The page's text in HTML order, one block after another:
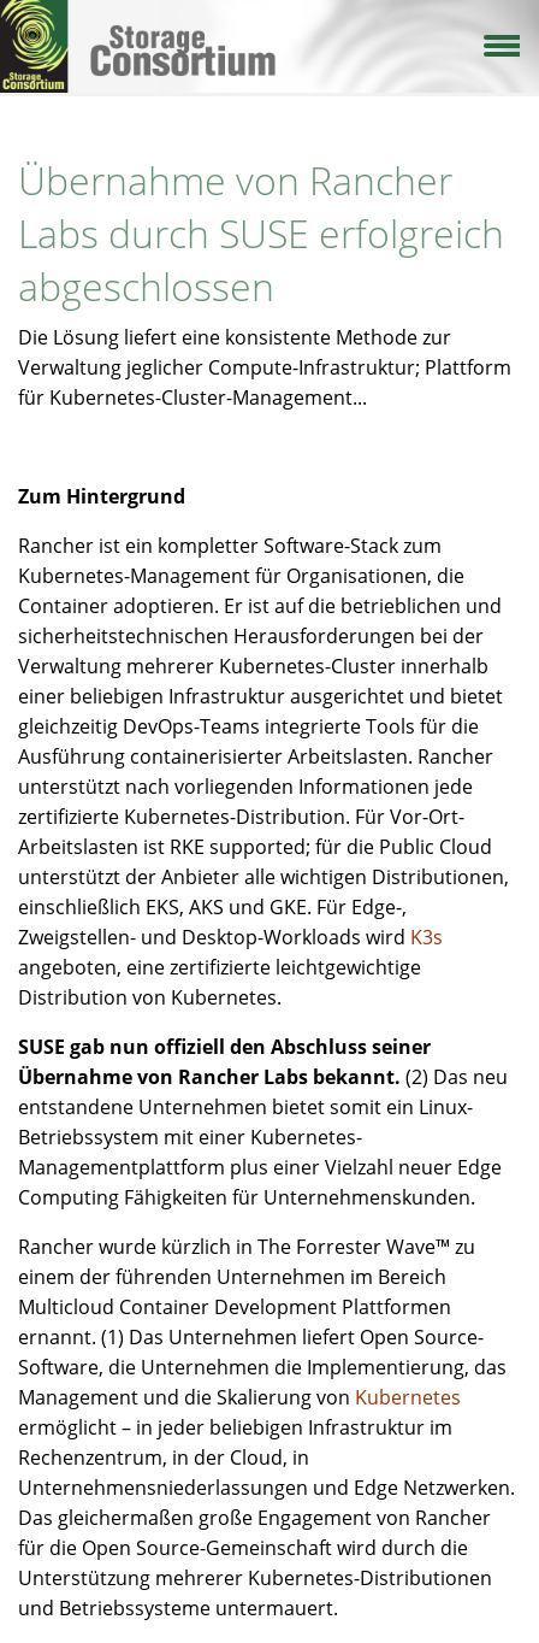
Direkt
zum
Inhalt
Übernahme von Rancher
Labs durch SUSE erfolgreich
abgeschlossen
Die Lösung liefert eine konsistente Methode zur
Verwaltung jeglicher Compute-Infrastruktur; Plattform
für Kubernetes-Cluster-Management...
Zum Hintergrund
Rancher ist ein kompletter Software-Stack zum
Kubernetes-Management für Organisationen, die
Container adoptieren. Er ist auf die betrieblichen und
sicherheitstechnischen Herausforderungen bei der
Verwaltung mehrerer Kubernetes-Cluster innerhalb
einer beliebigen Infrastruktur ausgerichtet und bietet
gleichzeitig DevOps-Teams integrierte Tools für die
Ausführung containerisierter Arbeitslasten. Rancher
unterstützt nach vorliegenden Informationen jede
zertifizierte Kubernetes-Distribution. Für Vor-Ort-
Arbeitslasten ist RKE supported; für die Public Cloud
unterstützt der Anbieter alle wichtigen Distributionen,
einschließlich EKS, AKS und GKE. Für Edge-,
Zweigstellen- und Desktop-Workloads wird K3s
angeboten, eine zertifizierte leichtgewichtige
Distribution von Kubernetes.
SUSE gab nun offiziell den Abschluss seiner
Übernahme von Rancher Labs bekannt. (2) Das neu
entstandene Unternehmen bietet somit ein Linux-
Betriebssystem mit einer Kubernetes-
Managementplattform plus einer Vielzahl neuer Edge
Computing Fähigkeiten für Unternehmenskunden.
Rancher wurde kürzlich in The Forrester Wave™ zu
einem der führenden Unternehmen im Bereich
Multicloud Container Development Plattformen
ernannt. (1) Das Unternehmen liefert Open Source-
Software, die Unternehmen die Implementierung, das
Management und die Skalierung von Kubernetes
ermöglicht – in jeder beliebigen Infrastruktur im
Rechenzentrum, in der Cloud, in
Unternehmensniederlassungen und Edge Netzwerken.
Das gleichermaßen große Engagement von Rancher
für die Open Source-Gemeinschaft wird durch die
Unterstützung mehrerer Kubernetes-Distributionen
und Betriebssysteme untermauert.